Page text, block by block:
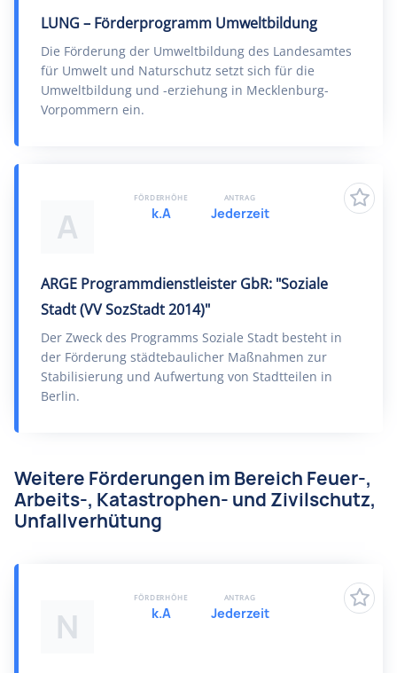
LUNG – Förderprogramm Umweltbildung
Die Förderung der Umweltbildung des Landesamtes
für Umwelt und Naturschutz setzt sich für die
Umweltbildung und -erziehung in Mecklenburg-
Vorpommern ein.
A
ARGE Programmdienstleister GbR: "Soziale
Stadt (VV SozStadt 2014)"
Der Zweck des Programms Soziale Stadt besteht in
der Förderung städtebaulicher Maßnahmen zur
Stabilisierung und Aufwertung von Stadtteilen in
Berlin.
FÖRDERHÖHE
k.A
ANTRAG
Jederzeit
Weitere Förderungen im Bereich Feuer-,
Arbeits-, Katastrophen- und Zivilschutz,
Unfallverhütung
N
FÖRDERHÖHE
k.A
ANTRAG
Jederzeit